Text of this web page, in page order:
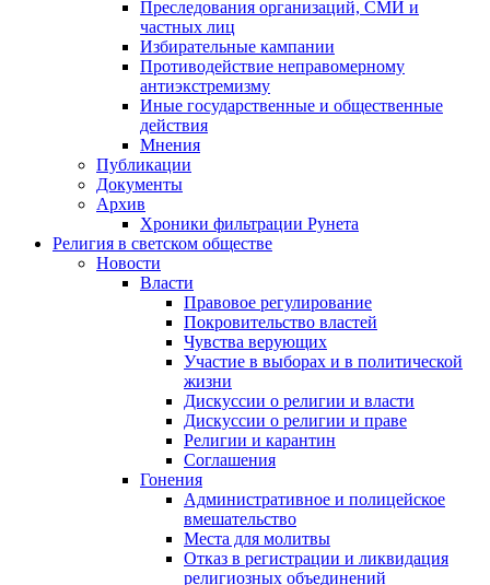
Преследования организаций, СМИ и
частных лиц
Избирательные кампании
Противодействие неправомерному
антиэкстремизму
Иные государственные и общественные
действия
Мнения
Публикации
Документы
Архив
Хроники фильтрации Рунета
Религия в светском обществе
Новости
Власти
Правовое регулирование
Покровительство властей
Чувства верующих
Участие в выборах и в политической
жизни
Дискуссии о религии и власти
Дискуссии о религии и праве
Религии и карантин
Соглашения
Гонения
Административное и полицейское
вмешательство
Места для молитвы
Отказ в регистрации и ликвидация
религиозных объединений